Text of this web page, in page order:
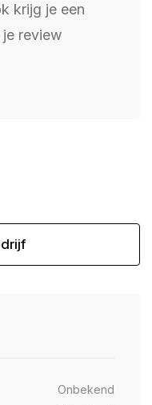
krijg je een
review
Onbekend